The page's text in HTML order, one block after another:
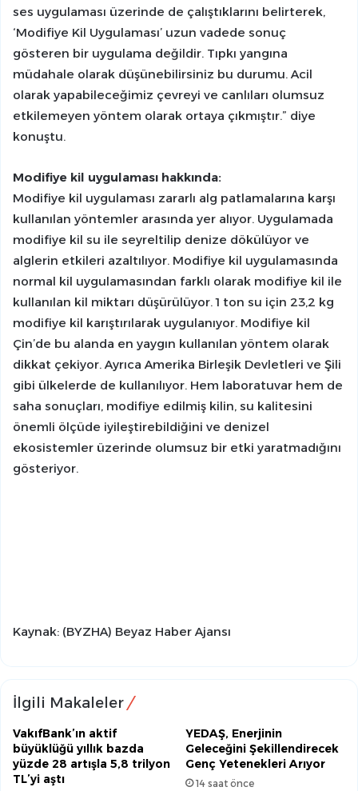
ses uygulaması üzerinde de çalıştıklarını belirterek,
‘Modifiye Kil Uygulaması’ uzun vadede sonuç
gösteren bir uygulama değildir. Tıpkı yangına
müdahale olarak düşünebilirsiniz bu durumu. Acil
olarak yapabileceğimiz çevreyi ve canlıları olumsuz
etkilemeyen yöntem olarak ortaya çıkmıştır.” diye
konuştu.
Modifiye kil uygulaması hakkında:
Modifiye kil uygulaması zararlı alg patlamalarına karşı
kullanılan yöntemler arasında yer alıyor. Uygulamada
modifiye kil su ile seyreltilip denize dökülüyor ve
alglerin etkileri azaltılıyor. Modifiye kil uygulamasında
normal kil uygulamasından farklı olarak modifiye kil ile
kullanılan kil miktarı düşürülüyor. 1 ton su için 23,2 kg
modifiye kil karıştırılarak uygulanıyor. Modifiye kil
Çin’de bu alanda en yaygın kullanılan yöntem olarak
dikkat çekiyor. Ayrıca Amerika Birleşik Devletleri ve Şili
gibi ülkelerde de kullanılıyor. Hem laboratuvar hem de
saha sonuçları, modifiye edilmiş kilin, su kalitesini
önemli ölçüde iyileştirebildiğini ve denizel
ekosistemler üzerinde olumsuz bir etki yaratmadığını
gösteriyor.
Kaynak: (BYZHA) Beyaz Haber Ajansı
İlgili Makaleler
VakıfBank’ın aktif
büyüklüğü yıllık bazda
yüzde 28 artışla 5,8 trilyon
TL’yi aştı
YEDAŞ, Enerjinin
Geleceğini Şekillendirecek
Genç Yetenekleri Arıyor
14 saat önce